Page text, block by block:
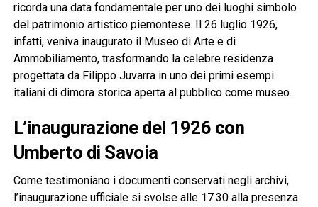
ricorda una data fondamentale per uno dei luoghi simbolo
del patrimonio artistico piemontese. Il 26 luglio 1926,
infatti, veniva inaugurato il Museo di Arte e di
Ammobiliamento, trasformando la celebre residenza
progettata da Filippo Juvarra in uno dei primi esempi
italiani di dimora storica aperta al pubblico come museo.
L’inaugurazione del 1926 con
Umberto di Savoia
Come testimoniano i documenti conservati negli archivi,
l’inaugurazione ufficiale si svolse alle 17.30 alla presenza